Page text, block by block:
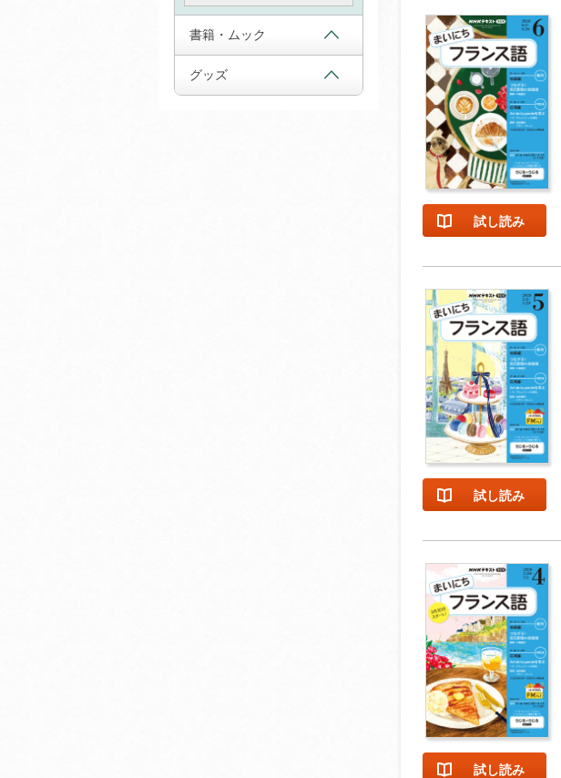
試し読み
試し読み
試し読み
書籍・ムック
グッズ